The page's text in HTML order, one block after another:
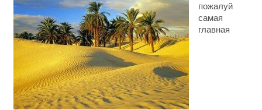
пожалуй
самая
главная